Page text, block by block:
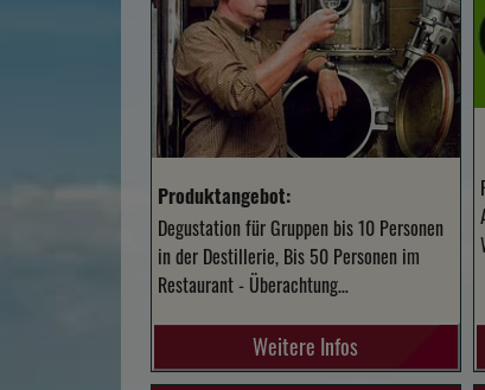
Produktangebot:
Degustation für Gruppen bis 10 Personen
in der Destillerie, Bis 50 Personen im
Restaurant - Überachtung…
Weitere Infos